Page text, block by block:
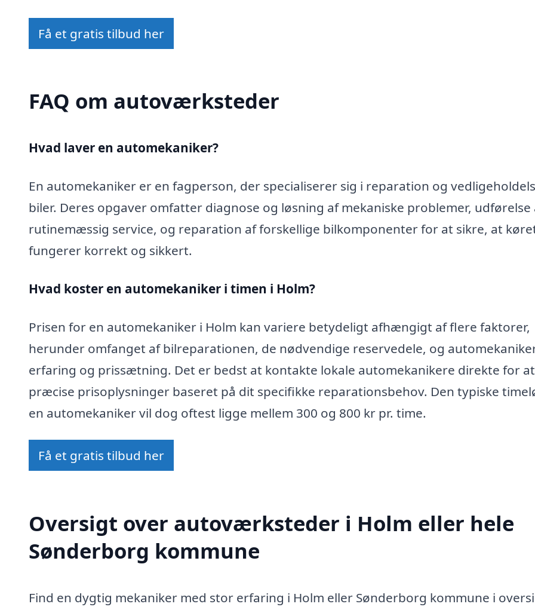
Få et gratis tilbud her
FAQ om autoværksteder
Hvad laver en automekaniker?
En automekaniker er en fagperson, der specialiserer sig i reparation og
biler. Deres opgaver omfatter diagnose og løsning af mekaniske problemer, udførelse
rutinemæssig service, og reparation af forskellige bilkomponenter for at sikre, at
fungerer korrekt og sikkert.
Hvad koster en automekaniker i timen i Holm?
Prisen for en automekaniker i Holm kan variere betydeligt afhængigt af flere faktorer,
herunder omfanget af bilreparationen, de nødvendige reservedele, og
erfaring og prissætning. Det er bedst at kontakte lokale automekanikere direkte for
præcise prisoplysninger baseret på dit specifikke reparationsbehov. Den typiske
en automekaniker vil dog oftest ligge mellem 300 og 800 kr pr. time.
Få et gratis tilbud her
Oversigt over autoværksteder i Holm eller hele
Sønderborg kommune
Find en dygtig mekaniker med stor erfaring i Holm eller Sønderborg kommune i